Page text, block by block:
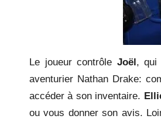
Le joueur contrôle Joël, qui
aventurier Nathan Drake:
accéder à son inventaire.
ou vous donner son avis.